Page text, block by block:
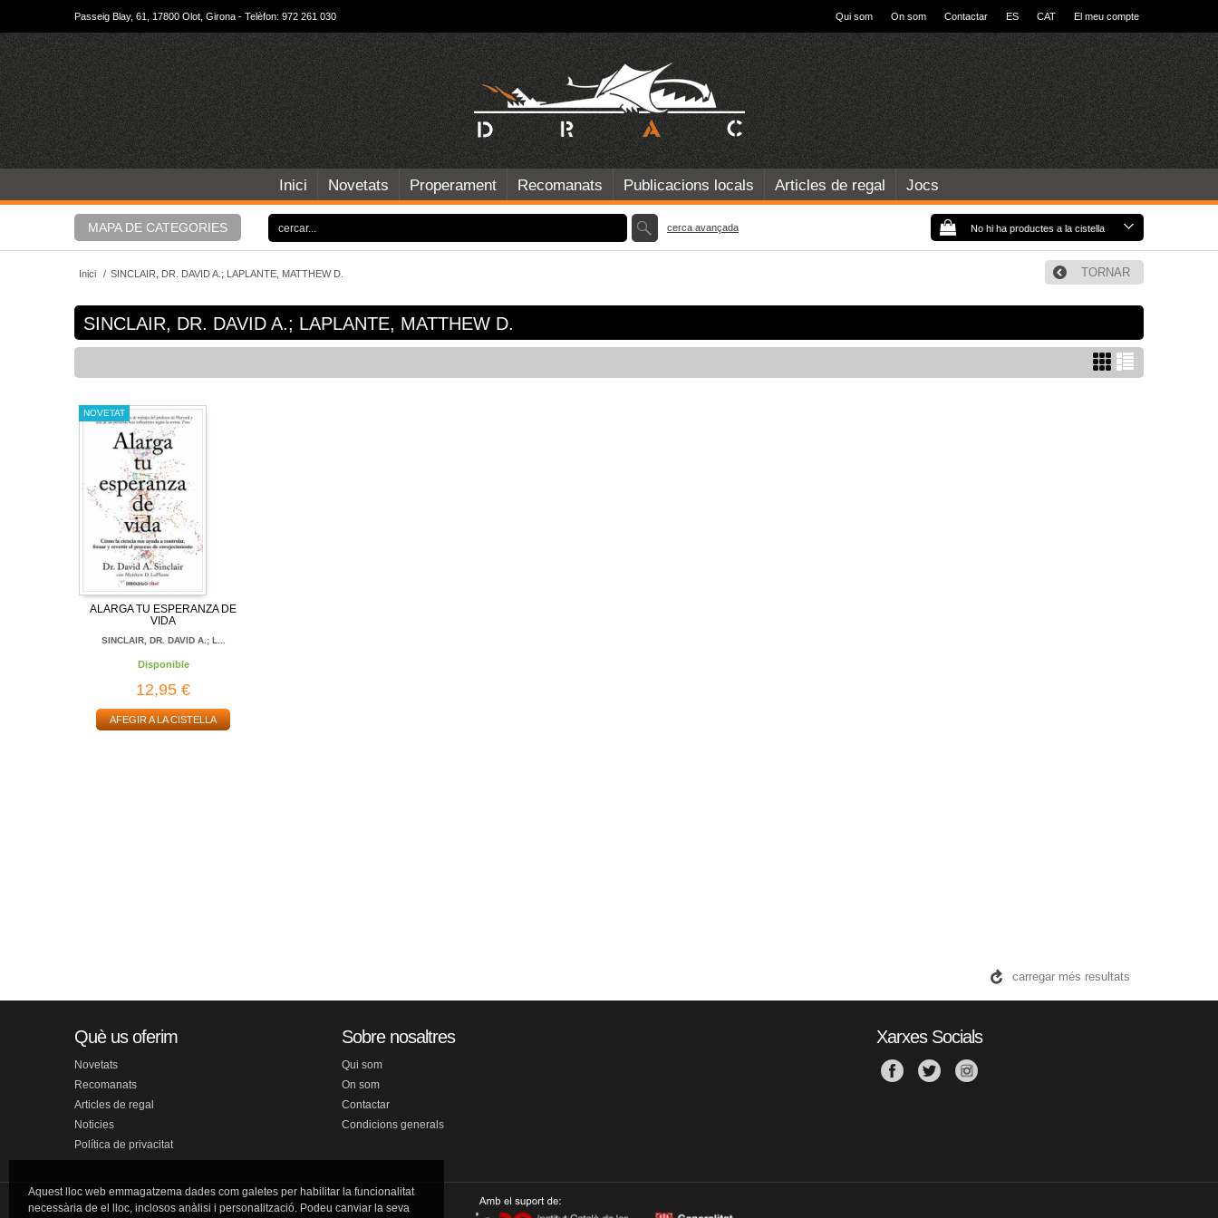
Passeig Blay, 61, 17800 Olot, Girona - Telèfon: 972 261 030 Qui som On som Contactar ES CAT El meu compte
Inici Novetats Properament Recomanats Publicacions locals Articles de regal Jocs
MAPA DE CATEGORIES No hi ha productes a la cistella
cerca avançada
Inici / SINCLAIR, DR. DAVID A.; LAPLANTE, MATTHEW D. TORNAR
SINCLAIR, DR. DAVID A.; LAPLANTE, MATTHEW D.
NOVETAT
ALARGA TU ESPERANZA DE
VIDA
SINCLAIR, DR. DAVID A.; L...
Disponible
12,95 €
AFEGIR A LA CISTELLA
carregar més resultats
Què us oferim
Novetats
Recomanats
Articles de regal
Noticies
Política de privacitat
Sobre nosaltres
Qui som
On som
Contactar
Condicions generals
Xarxes Socials
Aquest lloc web emmagatzema dades com galetes per habilitar la funcionalitat
necessària de el lloc, inclosos anàlisi i personalització. Podeu canviar la seva